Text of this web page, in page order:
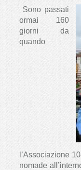
Sono passati
ormai 160
giorni da
quando
l’Associazione
nomade